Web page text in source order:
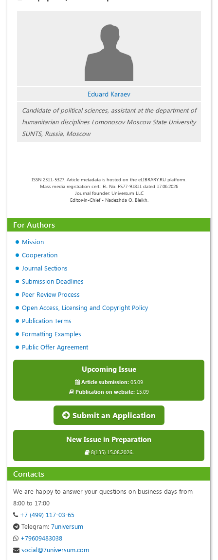
Eduard Karaev
Сandidate of political sciences, assistant at the department of
humanitarian disciplines Lomonosov Moscow State University
SUNTS, Russia, Moscow
ISSN 2311-5327. Article metadata is hosted on the eLIBRARY.RU platform.
Mass media registration cert.: EL No. FS77-91811 dated 17.06.2026
Journal founder: Universum LLC
Editor-in-Chief - Nadezhda O. Bleikh.
For Authors
Mission
Cooperation
Journal Sections
Submission Deadlines
Peer Review Process
Open Access, Licensing and Copyright Policy
Publication Terms
Formatting Examples
Public Offer Agreement
Upcoming Issue
Article submission:05.09
Publication on website:15.09
Submit an Application
New Issue in Preparation
8(135) 15.08.2026.
Contacts
We are happy to answer your questions on business days from
8:00 to 17:00
+7 (499) 117-03-65
Telegram: 7universum
+79609483038
social@7universum.com